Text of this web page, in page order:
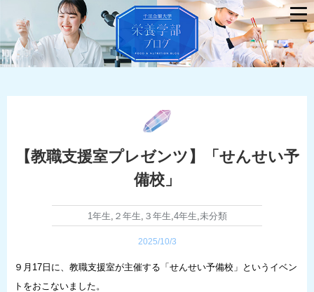
【教職支援室プレゼンツ】「せんせい予
備校」
2025/10/3
1年生 ２年生 ３年生 4年生 未分類
９月17日に、教職支援室が主催する「せんせい予備校」というイベン
トをおこないました。